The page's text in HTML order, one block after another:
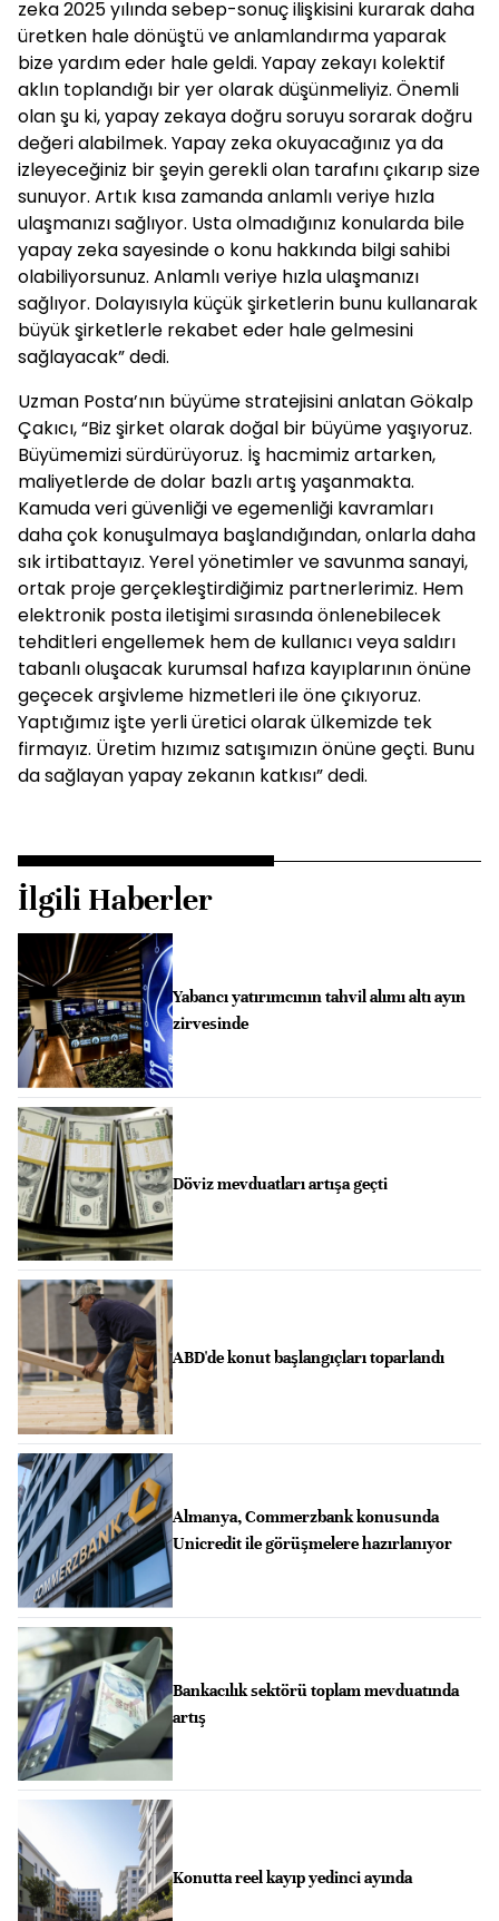
zeka 2025 yılında sebep-sonuç ilişkisini kurarak daha
üretken hale dönüştü ve anlamlandırma yaparak
bize yardım eder hale geldi. Yapay zekayı kolektif
aklın toplandığı bir yer olarak düşünmeliyiz. Önemli
olan şu ki, yapay zekaya doğru soruyu sorarak doğru
değeri alabilmek. Yapay zeka okuyacağınız ya da
izleyeceğiniz bir şeyin gerekli olan tarafını çıkarıp size
sunuyor. Artık kısa zamanda anlamlı veriye hızla
ulaşmanızı sağlıyor. Usta olmadığınız konularda bile
yapay zeka sayesinde o konu hakkında bilgi sahibi
olabiliyorsunuz. Anlamlı veriye hızla ulaşmanızı
sağlıyor. Dolayısıyla küçük şirketlerin bunu kullanarak
büyük şirketlerle rekabet eder hale gelmesini
sağlayacak” dedi.
Uzman Posta’nın büyüme stratejisini anlatan Gökalp
Çakıcı, “Biz şirket olarak doğal bir büyüme yaşıyoruz.
Büyümemizi sürdürüyoruz. İş hacmimiz artarken,
maliyetlerde de dolar bazlı artış yaşanmakta.
Kamuda veri güvenliği ve egemenliği kavramları
daha çok konuşulmaya başlandığından, onlarla daha
sık irtibattayız. Yerel yönetimler ve savunma sanayi,
ortak proje gerçekleştirdiğimiz partnerlerimiz. Hem
elektronik posta iletişimi sırasında önlenebilecek
tehditleri engellemek hem de kullanıcı veya saldırı
tabanlı oluşacak kurumsal hafıza kayıplarının önüne
geçecek arşivleme hizmetleri ile öne çıkıyoruz.
Yaptığımız işte yerli üretici olarak ülkemizde tek
firmayız. Üretim hızımız satışımızın önüne geçti. Bunu
da sağlayan yapay zekanın katkısı” dedi.
İlgili Haberler
Yabancı yatırımcının tahvil alımı altı ayın
zirvesinde
Döviz mevduatları artışa geçti
ABD'de konut başlangıçları toparlandı
Almanya, Commerzbank konusunda
Unicredit ile görüşmelere hazırlanıyor
Bankacılık sektörü toplam mevduatında
artış
Konutta reel kayıp yedinci ayında